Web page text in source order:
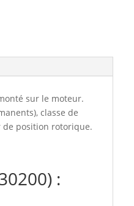
sur le moteur.
classe de
de position rotorique.
: